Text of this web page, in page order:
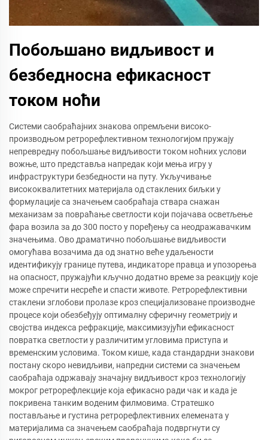
Побољшано видљивост и
безбедносна ефикасност
током ноћи
Системи саобраћајних знакова опремљени високо-
производњом ретрорефлективном технологијом пружају
непревредну побољшање видљивости током ноћних услови
вожње, што представља напредак који мења игру у
инфраструктури безбедности на путу. Укључивање
висококвалитетних материјала од стаклених биљки у
формулације са значењем саобраћаја ствара снажан
механизам за повраћање светлости који појачава осветљење
фара возила за до 300 посто у поређењу са неодражавачким
значењима. Ово драматично побољшање видљивости
омогућава возачима да од знатно веће удаљености
идентификују границе путева, индикаторе правца и упозорења
на опасност, пружајући кључно додатно време за реакцију које
може спречити несреће и спасти животе. Ретрорефлективни
стаклени зглобови пролазе кроз специјализоване производне
процесе који обезбеђују оптималну сферичну геометрију и
својства индекса рефракције, максимизујући ефикасност
повратка светлости у различитим угловима приступа и
временским условима. Током кише, када стандардни знакови
постану скоро невидљиви, напредни системи са значењем
саобраћаја одржавају значајну видљивост кроз технологију
мокрог ретрорефлекције која ефикасно ради чак и када је
покривена танким воденим филмовима. Стратешко
постављање и густина ретрорефлективних елемената у
материјалима са значењем саобраћаја подвргнути су